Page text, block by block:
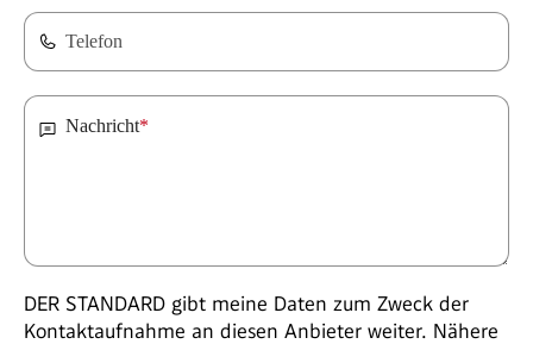
Telefon
Nachricht*
DER STANDARD gibt meine Daten zum Zweck der
Kontaktaufnahme an diesen Anbieter weiter. Nähere